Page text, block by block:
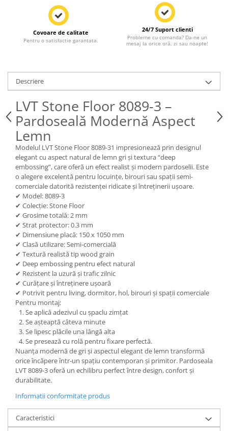
Covoare de calitate
Pentru o satisfactie garantata.
24/7 Suport clienti
Probleme cu comanda? Da-ne un
mesaj la orice oră, zi sau noapte!
Descriere
LVT Stone Floor 8089-3 –
Pardoseală Modernă Aspect
Lemn
Modelul LVT Stone Floor 8089-31 impresionează prin designul
elegant cu aspect natural de lemn gri și textura “deep
embossing”, care oferă un efect realist și modern pardoselii. Este
o alegere excelentă pentru locuințe, birouri sau spații semi-
comerciale datorită rezistenței ridicate și întreținerii ușoare.
✔ Model: 8089-3
✔ Colecție: Stone Floor
✔ Grosime totală: 2 mm
✔ Strat protector: 0.3 mm
✔ Dimensiune placă: 150 x 1050 mm
✔ Clasă utilizare: Semi-comercială
✔ Textură realistă tip wood grain
✔ Deep embossing pentru efect natural
✔ Rezistent la uzură și trafic zilnic
✔ Curățare și întreținere ușoară
✔ Potrivit pentru living, dormitor, hol, birouri și spații comerciale
Pentru montaj:
Se aplică adezivul cu șpaclu zimțat
Se așteaptă câteva minute
Se lipesc plăcile una lângă alta
Se presează cu rolă pentru fixare perfectă.
Nuanța modernă de gri și aspectul elegant de lemn transformă
orice încăpere într-un spațiu contemporan și primitor. Pardoseala
LVT 8089-3 oferă un echilibru perfect între design, confort și
durabilitate.
Informatii conformitate produs
Caracteristici